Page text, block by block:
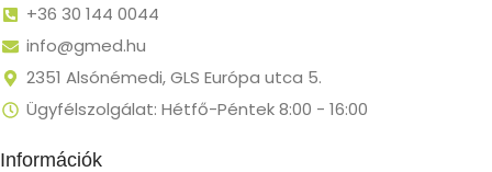
+36 30 144 0044
info@gmed.hu
2351 Alsónémedi, GLS Európa utca 5.
Ügyfélszolgálat: Hétfő-Péntek 8:00 - 16:00
Információk